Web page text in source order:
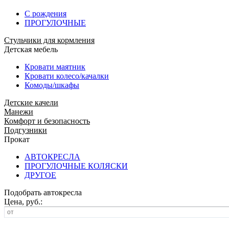
С рождения
ПРОГУЛОЧНЫЕ
Стульчики для кормления
Детская мебель
Кровати маятник
Кровати колесо/качалки
Комоды/шкафы
Детские качели
Манежи
Комфорт и безопасность
Подгузники
Прокат
АВТОКРЕСЛА
ПРОГУЛОЧНЫЕ КОЛЯСКИ
ДРУГОЕ
Подобрать автокресла
Цена, руб.: